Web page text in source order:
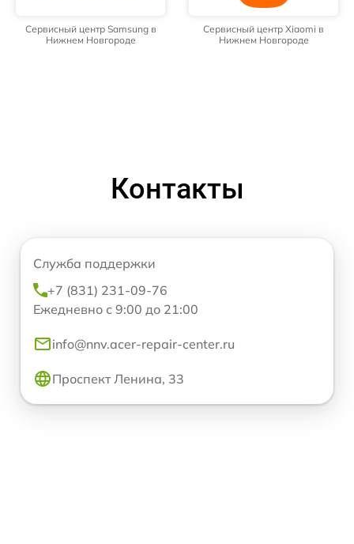
Сервисный центр Samsung в
Нижнем Новгороде
Сервисный центр Xiaomi в
Нижнем Новгороде
Контакты
Служба поддержки
+7 (831) 231-09-76
Ежедневно с 9:00 до 21:00
info@nnv.acer-repair-center.ru
Проспект Ленина, 33